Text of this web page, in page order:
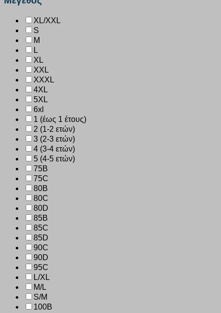
XL/XXL
S
M
L
XL
XXL
XXXL
4XL
5XL
6xl
1 (έως 1 έτους)
2 (1-2 ετών)
3 (2-3 ετών)
4 (3-4 ετών)
5 (4-5 ετών)
75B
75C
80B
80C
80D
85B
85C
85D
90C
90D
95C
L/XL
M/L
S/M
100B